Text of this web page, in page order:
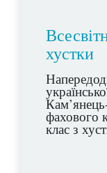
хустки
фахового
клас з